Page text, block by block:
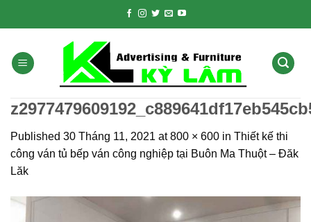
Published 30 Tháng 11, 2021 at800 × 600 in Thiết kế thi
công ván tủ bếp ván công nghiệp tại Buôn Ma Thuột – Đăk
Lăk